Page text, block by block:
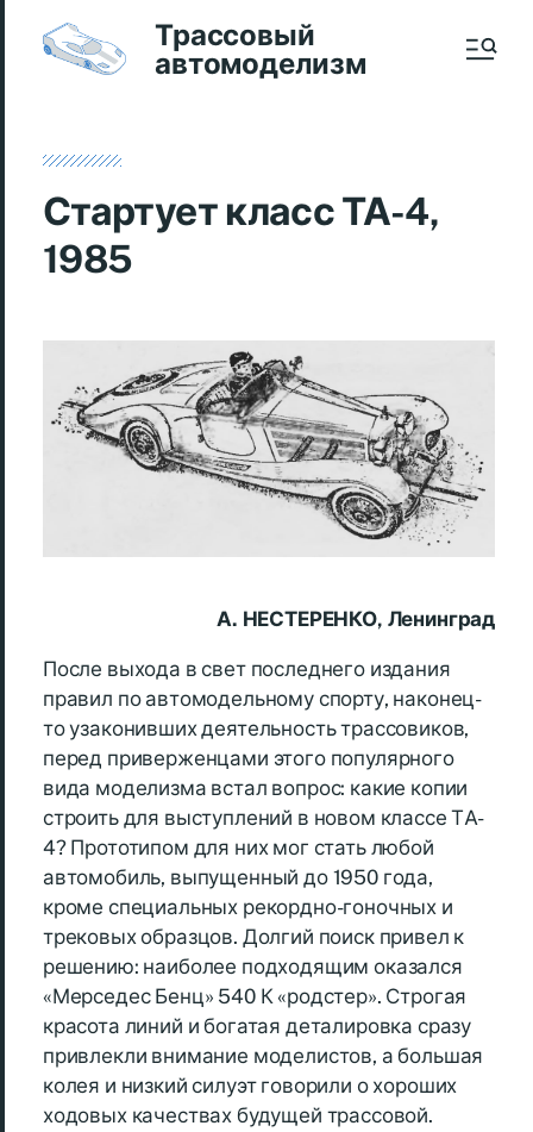
Трассовый
автомоделизм
Стартует класс ТА-4,
1985
А. НЕСТЕРЕНКО, Ленинград
После выхода в свет последнего издания
правил по автомодельному спорту, наконец-
то узаконивших деятельность трассовиков,
перед приверженцами этого популярного
вида моделизма встал вопрос: какие копии
строить для выступлений в новом классе ТA-
4? Прототипом для них мог стать любой
автомобиль, выпущенный до 1950 года,
кроме специальных рекордно-гоночных и
трековых образцов. Долгий поиск привел к
решению: наиболее подходящим оказался
«Мерседес Бенц» 540 К «родстер». Строгая
красота линий и богатая деталировка сразу
привлекли внимание моделистов, а большая
колея и низкий силуэт говорили о хороших
ходовых качествах будущей трассовой.